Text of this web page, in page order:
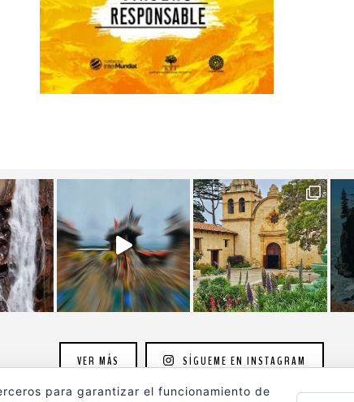
VER MÁS SÍGUEME EN INSTAGRAM
para garantizar el funcionamiento de